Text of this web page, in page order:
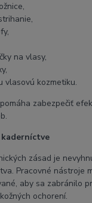
na vlasy,
vlasovú kozmetiku.
zabezpečiť
kaderníctve
zásad je
Pracovné nástroje
aby sa zabránilo
ochorení.